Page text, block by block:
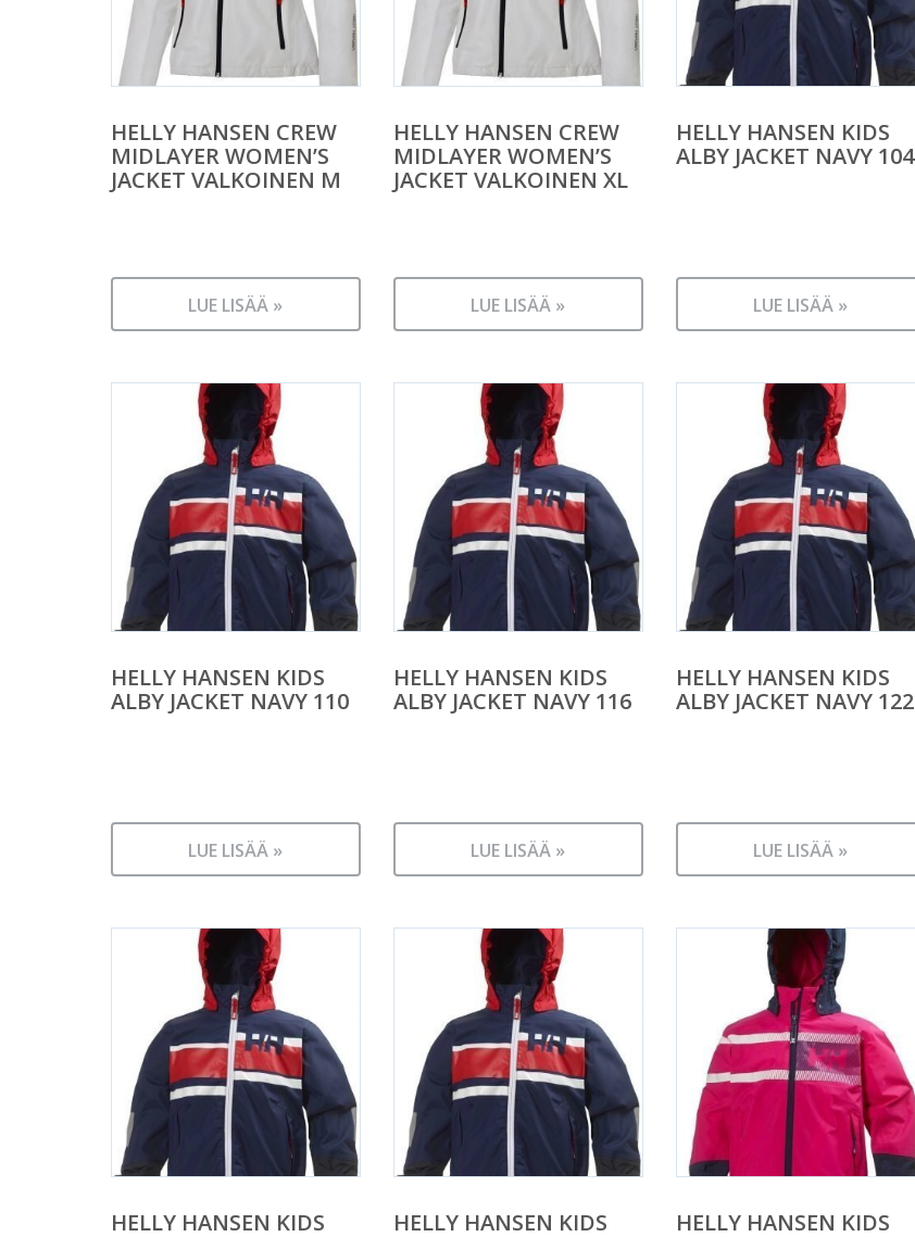
HELLY HANSEN CREW
MIDLAYER WOMEN’S
JACKET VALKOINEN M
LUE LISÄÄ »
HELLY HANSEN CREW
MIDLAYER WOMEN’S
JACKET VALKOINEN XL
LUE LISÄÄ »
HELLY HANSEN KIDS
ALBY JACKET NAVY 104
LUE LISÄÄ »
HELLY HANSEN KIDS
ALBY JACKET NAVY 110
LUE LISÄÄ »
HELLY HANSEN KIDS
ALBY JACKET NAVY 116
LUE LISÄÄ »
HELLY HANSEN KIDS
ALBY JACKET NAVY 122
LUE LISÄÄ »
HELLY HANSEN KIDS
HELLY HANSEN KIDS
HELLY HANSEN KIDS